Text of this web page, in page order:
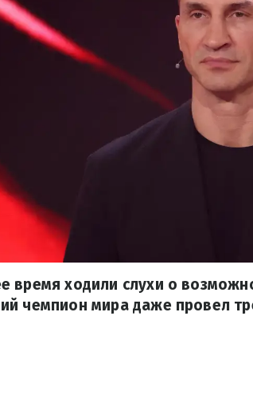
время ходили слухи о
чемпион мира даже провел